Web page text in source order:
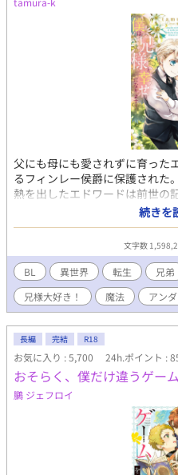
父にも母にも愛されずに育った
るフィンレー侯爵に保護された
熱を出したエドワードは前世の
かしてここは21歳まで生きてい
はないかと。 しかも「転生物
は悪役令息になっていて、こ
も死んでしまう未来が待ってい
あるんだから、そんな事は絶対
画でも、兄様が大好きだったん
ちょっと？？？ 義兄大好き弟と
う。 R指定要素は後半です。
籍化♪ 2025.8に５巻が発売。
番外編を続けていく予定です💕
で、僕は兄様と幸せになりまし
色々なカップリングの話を書い
続きを
文字数
BL 異世界 転生 兄弟
兄様大好き！
魔法 アン
長編 完結 R18
お気に入り : 5,700 24h.ポイント :
おそらく、僕だけ違うゲー
鵩 ジェフロイ